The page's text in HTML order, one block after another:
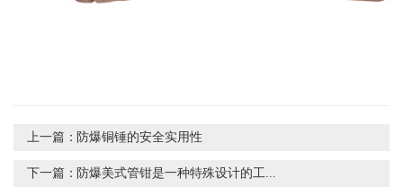
上一篇： 防爆铜锤的安全实用性
下一篇： 防爆美式管钳是一种特殊设计的工...